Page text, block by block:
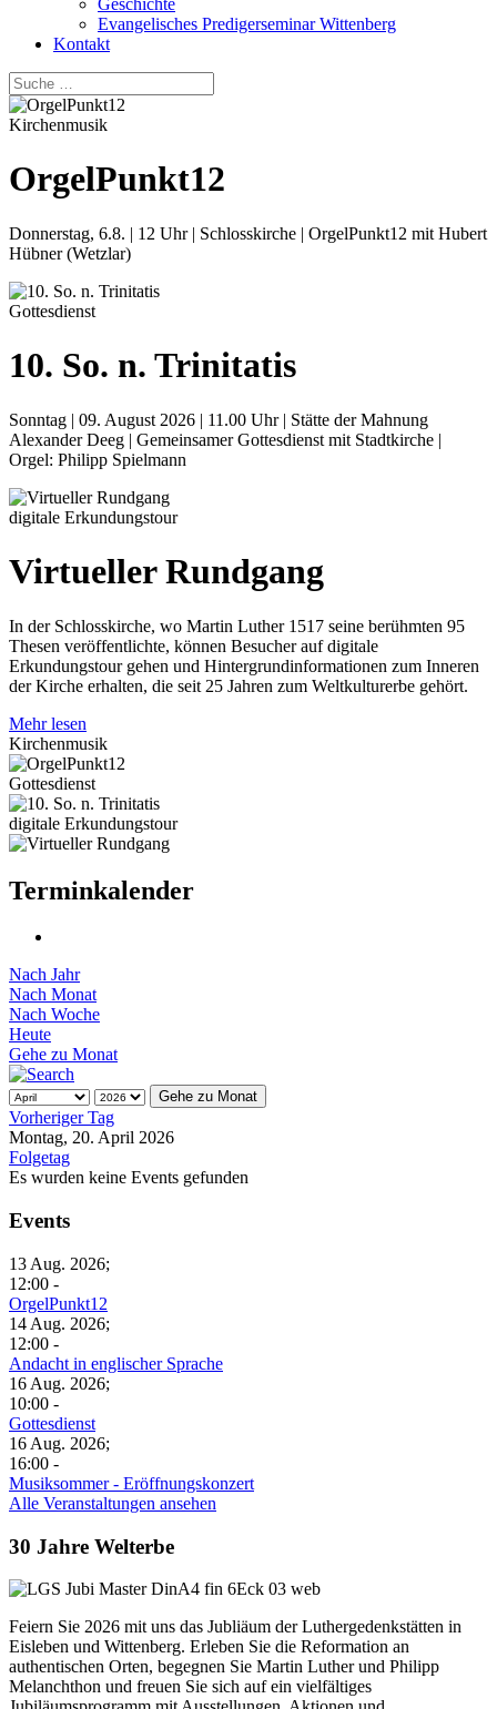
Geschichte
Evangelisches Predigerseminar Wittenberg
Kontakt
Kirchenmusik
OrgelPunkt12
Donnerstag, 6.8. | 12 Uhr | Schlosskirche | OrgelPunkt12 mit Hubert
Hübner (Wetzlar)
Gottesdienst
10. So. n. Trinitatis
Sonntag | 09. August 2026 | 11.00 Uhr | Stätte der Mahnung
Alexander Deeg | Gemeinsamer Gottesdienst mit Stadtkirche |
Orgel: Philipp Spielmann
digitale Erkundungstour
Virtueller Rundgang
In der Schlosskirche, wo Martin Luther 1517 seine berühmten 95
Thesen veröffentlichte, können Besucher auf digitale
Erkundungstour gehen und Hintergrundinformationen zum Inneren
der Kirche erhalten, die seit 25 Jahren zum Weltkulturerbe gehört.
Mehr lesen
Kirchenmusik
Gottesdienst
digitale Erkundungstour
Terminkalender
Nach Jahr
Nach Monat
Nach Woche
Heute
Gehe zu Monat
Gehe zu Monat
Vorheriger Tag
Montag, 20. April 2026
Folgetag
Es wurden keine Events gefunden
Events
13 Aug. 2026;
12:00 -
OrgelPunkt12
14 Aug. 2026;
12:00 -
Andacht in englischer Sprache
16 Aug. 2026;
10:00 -
Gottesdienst
16 Aug. 2026;
16:00 -
Musiksommer - Eröffnungskonzert
Alle Veranstaltungen ansehen
30 Jahre Welterbe
Feiern Sie 2026 mit uns das Jubliäum der Luthergedenkstätten in
Eisleben und Wittenberg. Erleben Sie die Reformation an
authentischen Orten, begegnen Sie Martin Luther und Philipp
Melanchthon und freuen Sie sich auf ein vielfältiges